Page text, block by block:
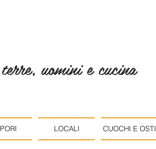
uomini e cucina
LOCALI CUOCHI E OSTI